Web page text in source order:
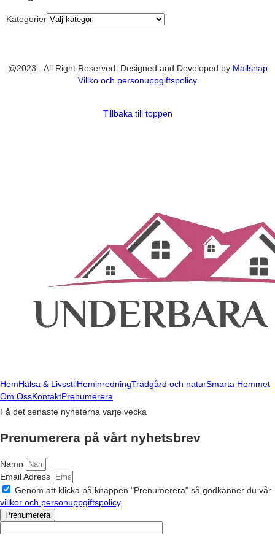
Kategorier
@2023 - All Right Reserved. Designed and Developed by Mailsnap
Villko och personuppgiftspolicy
Tillbaka till toppen
HemHälsa & LivsstilHeminredningTrädgård och naturSmarta Hemmet
Om OssKontaktPrenumerera
Få det senaste nyheterna varje vecka
Prenumerera på vårt nyhetsbrev
Namn
Email Adress
Genom att klicka på knappen "Prenumerera" så godkänner du vår
villkor och personuppgiftspolicy.
Prenumerera